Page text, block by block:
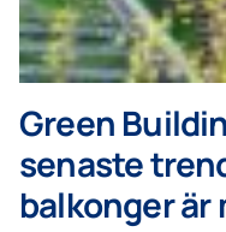
Green
senaste
balkonger är